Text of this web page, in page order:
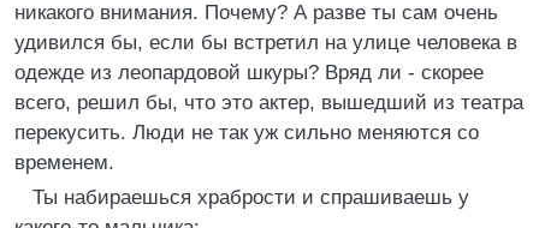
никакого внимания. Почему? А разве ты сам очень
удивился бы, если бы встретил на улице человека в
одежде из леопардовой шкуры? Вряд ли - скорее
всего, решил бы, что это актер, вышедший из театра
перекусить. Люди не так уж сильно меняются со
временем.
Ты набираешься храбрости и спрашиваешь у